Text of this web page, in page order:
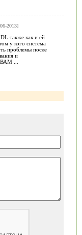
2013]
также как и ей
у кого система
проблемы после
и
...